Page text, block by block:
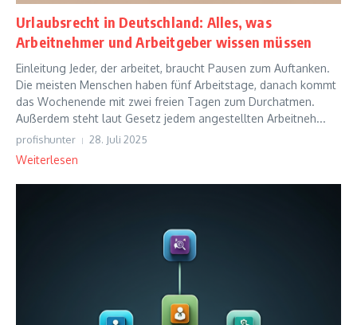
Urlaubsrecht in Deutschland: Alles, was
Arbeitnehmer und Arbeitgeber wissen müssen
Einleitung Jeder, der arbeitet, braucht Pausen zum Auftanken.
Die meisten Menschen haben fünf Arbeitstage, danach kommt
das Wochenende mit zwei freien Tagen zum Durchatmen.
Außerdem steht laut Gesetz jedem angestellten Arbeitneh...
profishunter 28. Juli 2025
Weiterlesen